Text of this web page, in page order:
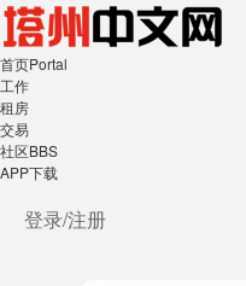
首页Portal
工作
租房
交易
社区BBS
APP下载
登录/注册